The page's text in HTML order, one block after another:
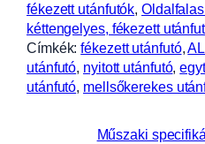
fékezett utánfutók,
kéttengelyes, fékezett
Címkék:fékezett utánfutó,
utánfutó, nyitott utánfutó,
utánfutó, mellsőkerekes
Műszaki